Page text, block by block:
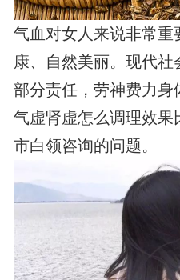
气血对女人来说非常重
康、自然美丽。现代
部分责任，劳神费力身
气虚肾虚怎么调理效
市白领咨询的问题。